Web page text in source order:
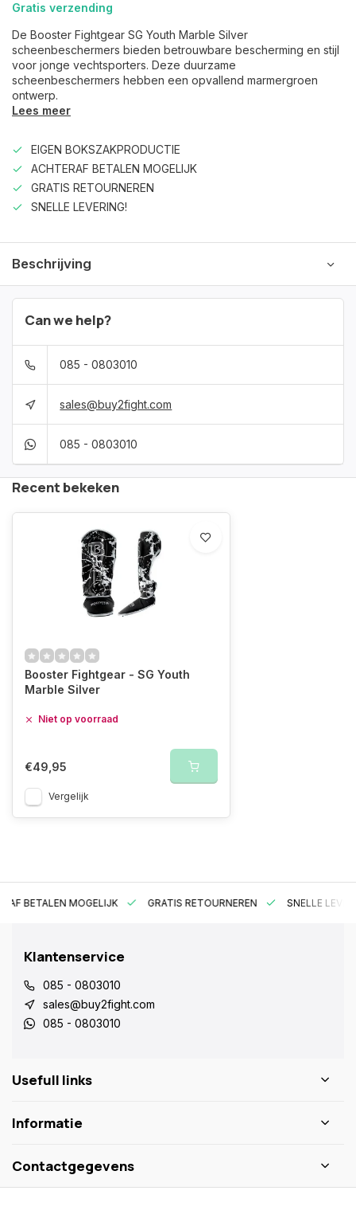
Gratis verzending
De Booster Fightgear SG Youth Marble Silver
scheenbeschermers bieden betrouwbare bescherming en stijl
voor jonge vechtsporters. Deze duurzame
scheenbeschermers hebben een opvallend marmergroen
ontwerp.
Lees meer
EIGEN BOKSZAKPRODUCTIE
ACHTERAF BETALEN MOGELIJK
GRATIS RETOURNEREN
SNELLE LEVERING!
Beschrijving
Can we help?
085 - 0803010
sales@buy2fight.com
085 - 0803010
Recent bekeken
Booster Fightgear - SG Youth
Marble Silver
Niet op voorraad
€49,95
Vergelijk
BETALEN MOGELIJK GRATIS RETOURNEREN SNELLE
Klantenservice
085 - 0803010
sales@buy2fight.com
085 - 0803010
Usefull links
Informatie
Contactgegevens